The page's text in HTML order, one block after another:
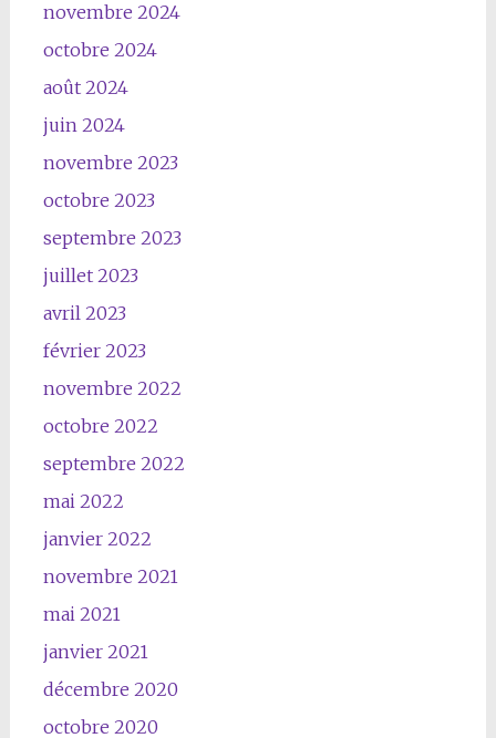
novembre 2024
octobre 2024
août 2024
juin 2024
novembre 2023
octobre 2023
septembre 2023
juillet 2023
avril 2023
février 2023
novembre 2022
octobre 2022
septembre 2022
mai 2022
janvier 2022
novembre 2021
mai 2021
janvier 2021
décembre 2020
octobre 2020